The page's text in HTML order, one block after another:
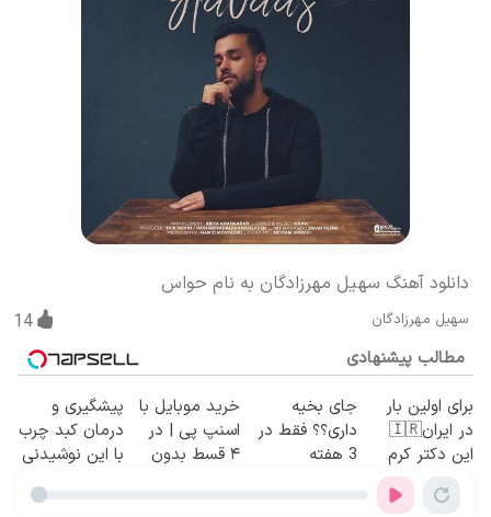
دانلود آهنگ سهیل مهرزادگان به نام حواس
سهیل مهرزادگان 14
مطالب پیشنهادی
برای اولین بار
در ایران🇮🇷
این دکتر کرم
ترمیم کننده 23
روزه ساخت!
جای بخیه
داری؟؟ فقط در
3 هفته
خرید موبایل با
اسنپ پی | در
۴ قسط بدون
پیشگیری و
درمان کبد چرب
با این نوشیدنی